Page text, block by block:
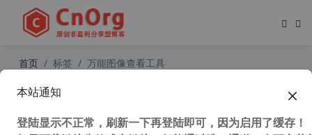
首页 标签 万能图像查看工具
Xnview v2.51.1 中文版 万能看图工具
图片问题
本站通知
登陆显示不正常，刷新一下再登陆即可，因为启用了缓存！